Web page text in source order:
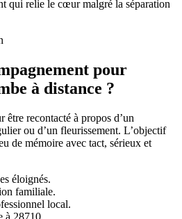
qui relie le cœur malgré la séparation
pour
à distance ?
être recontacté à propos d’un
ou d’un fleurissement. L’objectif
de mémoire avec tact, sérieux et
éloignés.
familiale.
local.